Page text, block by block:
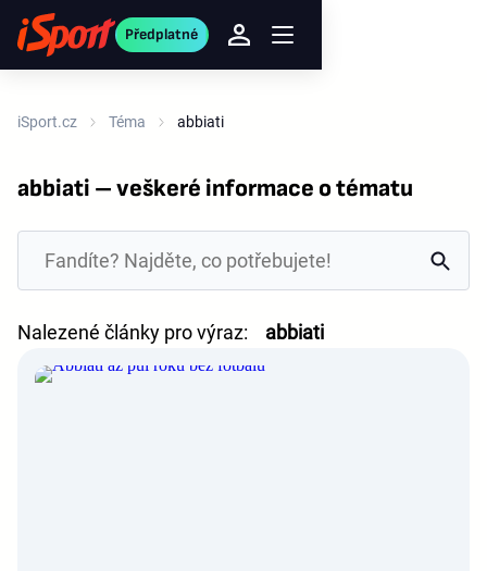
Předplatné
iSport.cz Téma abbiati
abbiati – veškeré informace o tématu
Nalezené články pro výraz: abbiati